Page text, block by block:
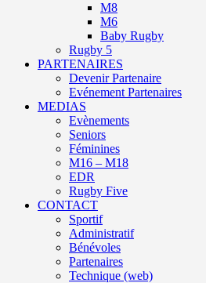
M8
M6
Baby Rugby
Rugby 5
PARTENAIRES
Devenir Partenaire
Evénement Partenaires
MEDIAS
Evènements
Seniors
Féminines
M16 – M18
EDR
Rugby Five
CONTACT
Sportif
Administratif
Bénévoles
Partenaires
Technique (web)